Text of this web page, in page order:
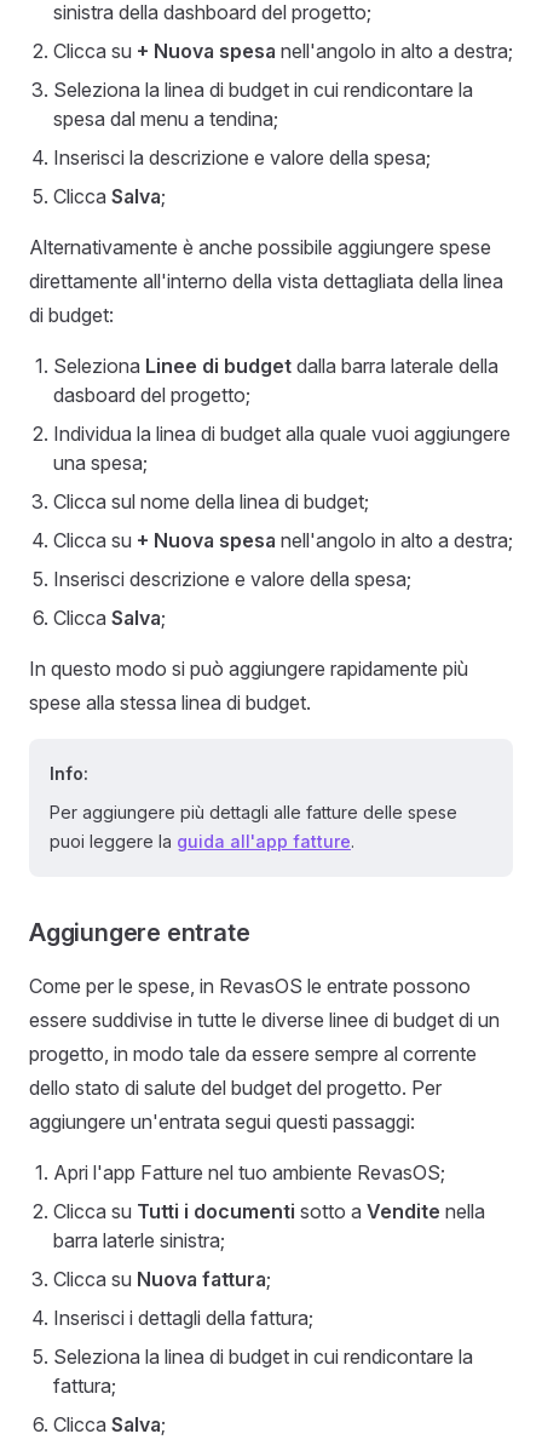
sinistra della dashboard del progetto;
Clicca su + Nuova spesa nell'angolo in alto a destra;
Seleziona la linea di budget in cui rendicontare la
spesa dal menu a tendina;
Inserisci la descrizione e valore della spesa;
Clicca Salva;
Alternativamente è anche possibile aggiungere spese
direttamente all'interno della vista dettagliata della linea
di budget:
Seleziona Linee di budget dalla barra laterale della
dasboard del progetto;
Individua la linea di budget alla quale vuoi aggiungere
una spesa;
Clicca sul nome della linea di budget;
Clicca su + Nuova spesa nell'angolo in alto a destra;
Inserisci descrizione e valore della spesa;
Clicca Salva;
In questo modo si può aggiungere rapidamente più
spese alla stessa linea di budget.
Info:
Per aggiungere più dettagli alle fatture delle spese
puoi leggere la guida all'app fatture.
Aggiungere entrate
Come per le spese, in RevasOS le entrate possono
essere suddivise in tutte le diverse linee di budget di un
progetto, in modo tale da essere sempre al corrente
dello stato di salute del budget del progetto. Per
aggiungere un'entrata segui questi passaggi:
Apri l'app Fatture nel tuo ambiente RevasOS;
Clicca su Tutti i documenti sotto a Vendite nella
barra laterle sinistra;
Clicca su Nuova fattura;
Inserisci i dettagli della fattura;
Seleziona la linea di budget in cui rendicontare la
fattura;
Clicca Salva;